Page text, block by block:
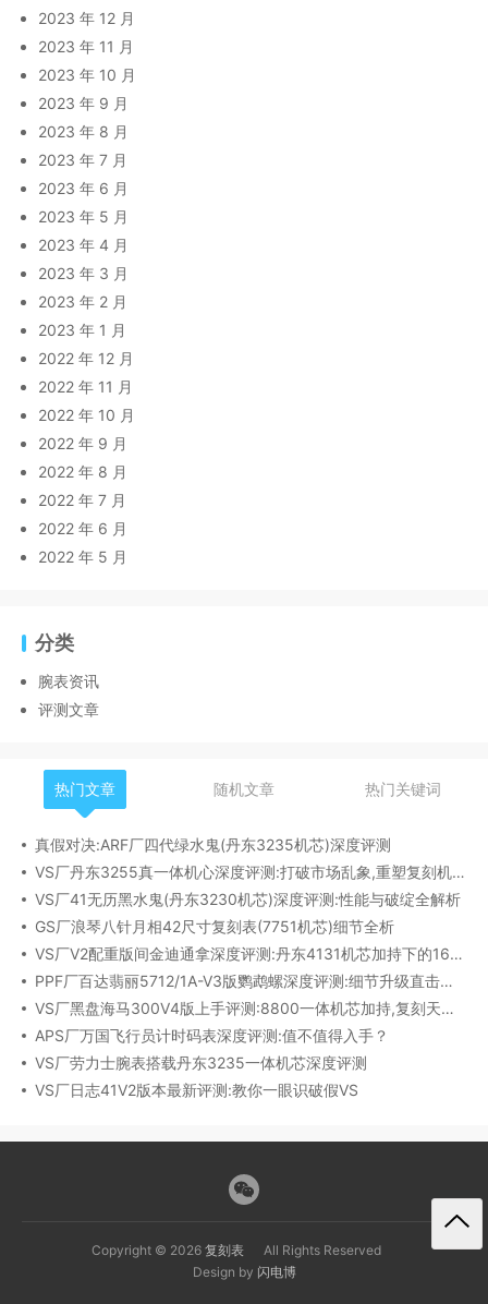
2023 年 12 月
2023 年 11 月
2023 年 10 月
2023 年 9 月
2023 年 8 月
2023 年 7 月
2023 年 6 月
2023 年 5 月
2023 年 4 月
2023 年 3 月
2023 年 2 月
2023 年 1 月
2022 年 12 月
2022 年 11 月
2022 年 10 月
2022 年 9 月
2022 年 8 月
2022 年 7 月
2022 年 6 月
2022 年 5 月
分类
腕表资讯
评测文章
热门文章 随机文章 热门关键词
真假对决:ARF厂四代绿水鬼(丹东3235机芯)深度评测
VS厂丹东3255真一体机心深度评测:打破市场乱象,重塑复刻机芯新标杆​
VS厂41无历黑水鬼(丹东3230机芯)深度评测:性能与破绽全解析
GS厂浪琴八针月相42尺寸复刻表(7751机芯)细节全析
VS厂V2配重版间金迪通拿深度评测:丹东4131机芯加持下的165克精密之作​
PPF厂百达翡丽5712/1A-V3版鹦鹉螺深度评测:细节升级直击正品
VS厂黑盘海马300V4版上手评测:8800一体机芯加持,复刻天花板实至名归?
APS厂万国飞行员计时码表深度评测:值不值得入手？
VS厂劳力士腕表搭载丹东3235一体机芯深度评测
VS厂日志41V2版本最新评测:教你一眼识破假VS
Copyright © 2026 复刻表
All Rights Reserved
Design by 闪电博